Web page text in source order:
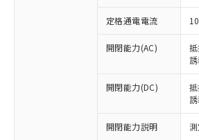
定格通電電流
開閉能力(AC)
開閉能力(DC)
開閉能力説明
ご利用条件
以下の条件をお読みいただき
ご利用ください。
対応済み：EU RoHS指令（
非含有に対応した製品が提供
対応予定：EU RoHS指令（10
有に対応した製品に切り替え
対応予定なし：EU RoHS指令
非含有に非対応の商品で、対